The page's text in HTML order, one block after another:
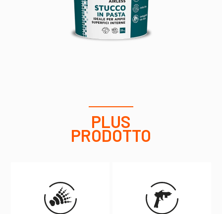
PLUS
PRODOTTO